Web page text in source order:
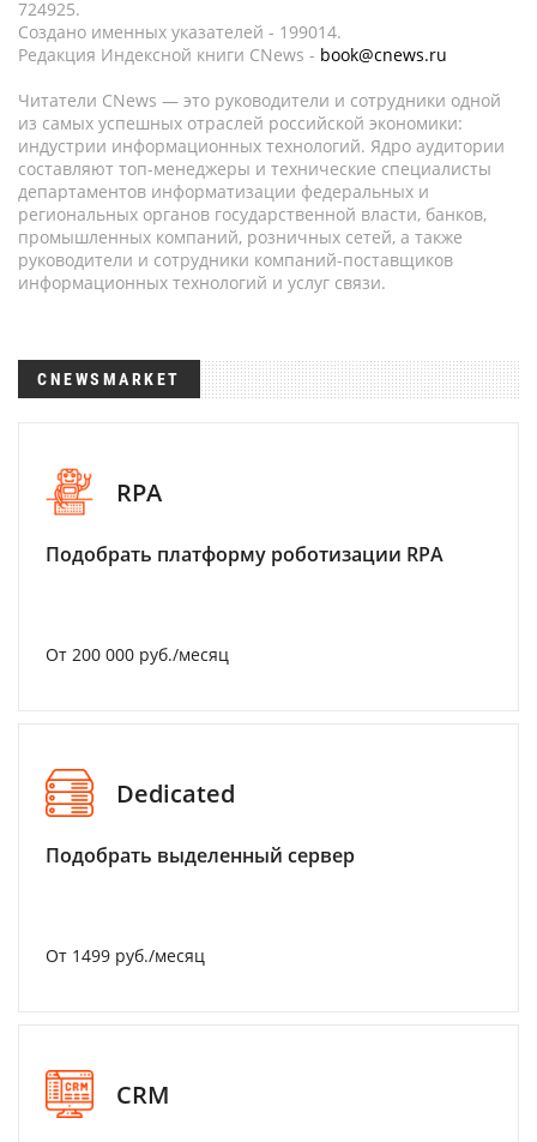
724925.
Создано именных указателей - 199014.
Редакция Индексной книги CNews - book@cnews.ru
Читатели CNews — это руководители и сотрудники одной
из самых успешных отраслей российской экономики:
индустрии информационных технологий. Ядро аудитории
составляют топ-менеджеры и технические специалисты
департаментов информатизации федеральных и
региональных органов государственной власти, банков,
промышленных компаний, розничных сетей, а также
руководители и сотрудники компаний-поставщиков
информационных технологий и услуг связи.
CNEWSMARKET
RPA
Подобрать платформу роботизации RPA
От 200 000 руб./месяц
Dedicated
Подобрать выделенный сервер
От 1499 руб./месяц
CRM